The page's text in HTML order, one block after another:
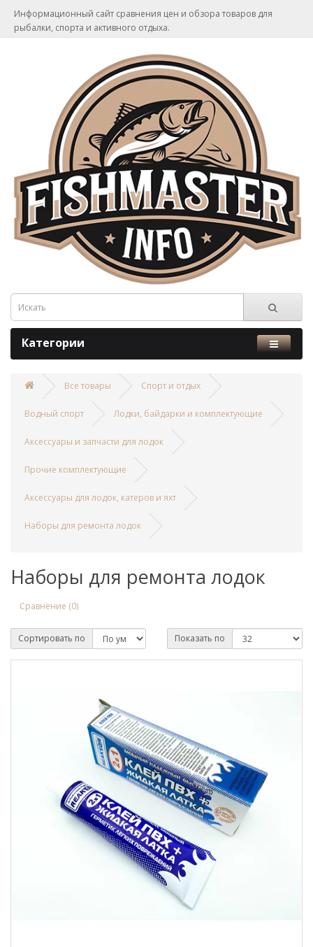
Информационный сайт сравнения цен и обзора товаров для
рыбалки, спорта и активного отдыха.
Категории
Все товары Спорт и отдых
Водный спорт Лодки, байдарки и комплектующие
Аксессуары и запчасти для лодок
Прочие комплектующие
Аксессуары для лодок, катеров и яхт
Наборы для ремонта лодок
Наборы для ремонта лодок
Сравнение (0)
Сортировать по Показать по